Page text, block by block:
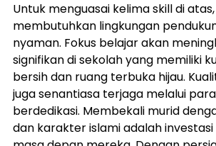
Untuk menguasai kelima skill di
membutuhkan lingkungan
nyaman. Fokus belajar akan
signifikan di sekolah yang memiliki
bersih dan ruang terbuka hijau.
juga senantiasa terjaga melalui
berdedikasi. Membekali murid
dan karakter islami adalah